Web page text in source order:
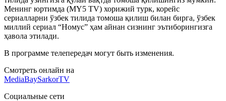
Менинг юртимда (MY5 TV) хорижий турк, корейс
сериалларни ўзбек тилида томоша қилиш билан бирга, ўзбек
миллий сериал “Номус” ҳам айнан сизнинг эътиборингизга
ҳавола этилади.
В программе телепередач могут быть изменения.
Смотреть онлайн на
MediaBaySarkorTV
Социальные сети